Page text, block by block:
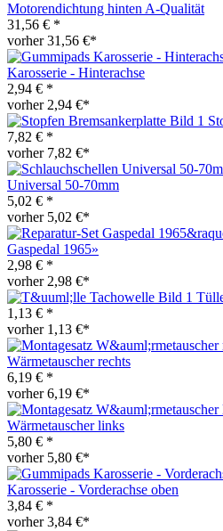
Motorendichtung hinten A-Qualität
31,56 € *
vorher 31,56 €*
Karosserie - Hinterachse
2,94 € *
vorher 2,94 €*
7,82 € *
vorher 7,82 €*
Universal 50-70mm
5,02 € *
vorher 5,02 €*
Gaspedal 1965»
2,98 € *
vorher 2,98 €*
1,13 € *
vorher 1,13 €*
Wärmetauscher rechts
6,19 € *
vorher 6,19 €*
Wärmetauscher links
5,80 € *
vorher 5,80 €*
Karosserie - Vorderachse oben
3,84 € *
vorher 3,84 €*